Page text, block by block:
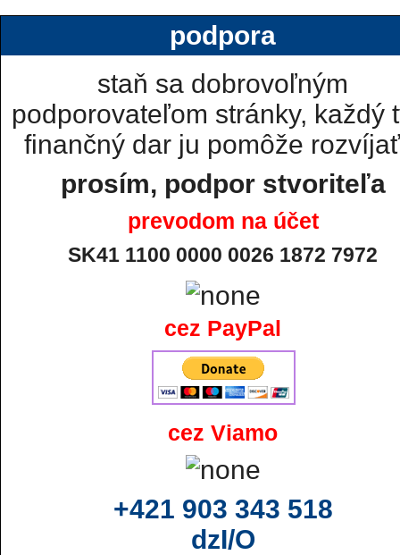
podpora
staň sa dobrovoľným
podporovateľom stránky, každý
finančný dar ju pomôže
prosím, podpor stvoriteľa
prevodom na účet
SK41 1100 0000 0026 1872 7972
cez PayPal
cez Viamo
+421 903 343 518
dzI/O